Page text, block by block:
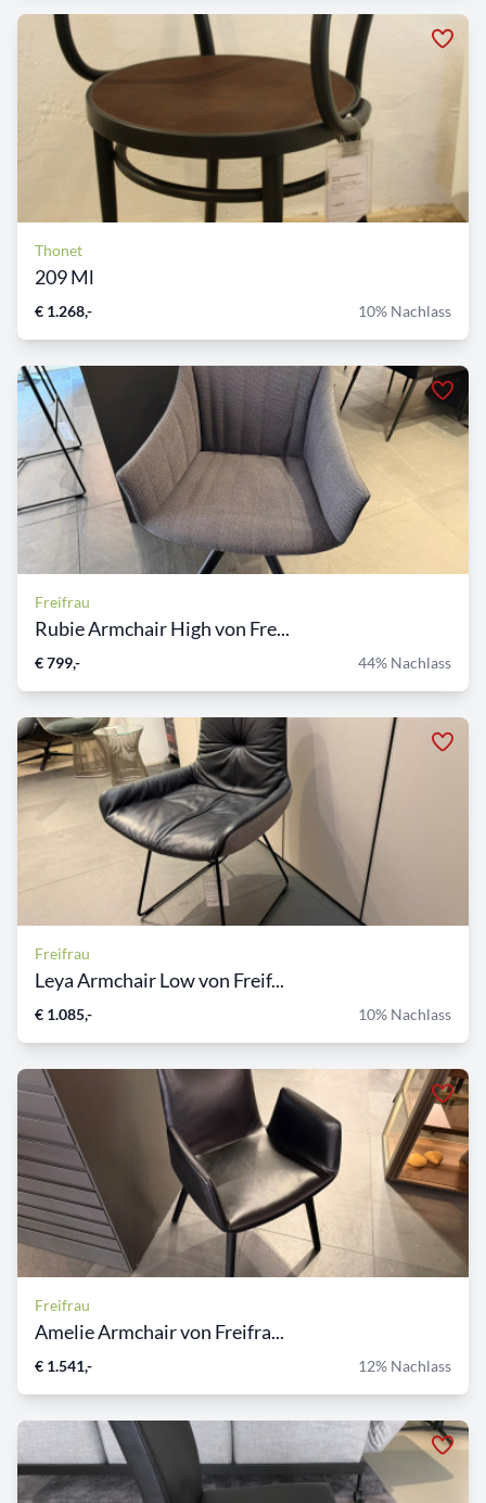
Thonet
209 Ml
€ 1.268,- 10% Nachlass
Freifrau
Rubie Armchair High von Fre...
€ 799,- 44% Nachlass
Freifrau
Leya Armchair Low von Freif...
€ 1.085,- 10% Nachlass
Freifrau
Amelie Armchair von Freifra...
€ 1.541,- 12% Nachlass